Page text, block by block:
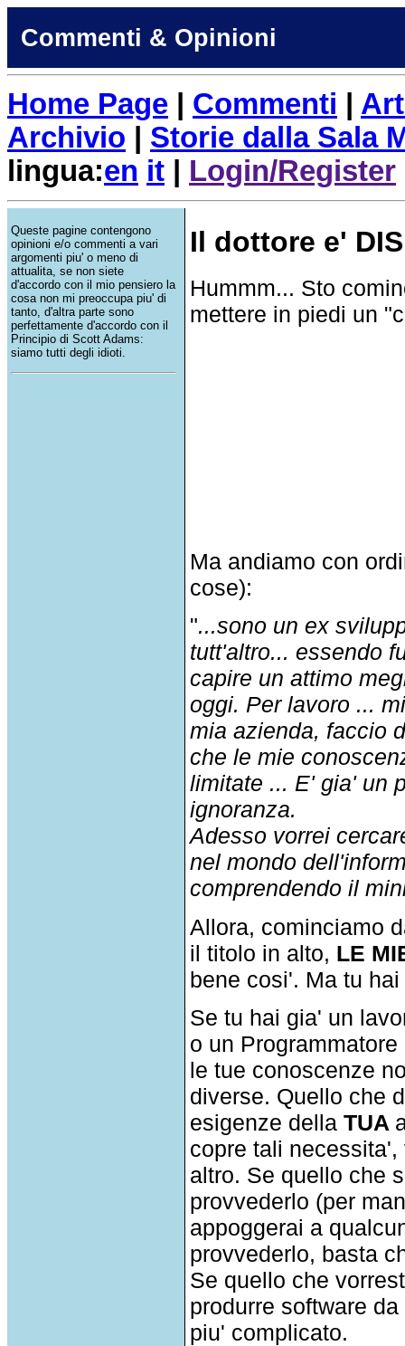
Commenti & Opinioni
Home Page Commenti
Archivio
Storie dalla Sala
lingua:en it Login/Register
Queste pagine contengono
opinioni e/o commenti a vari
argomenti piu' o meno di
attualita, se non siete
d'accordo con il mio pensiero la
cosa non mi preoccupa piu' di
tanto, d'altra parte sono
perfettamente d'accordo con il
Principio di Scott Adams:
siamo tutti degli idioti.
Il dottore e'
Hummm... Sto
mettere in piedi un
Ma andiamo con
cose):
"...sono un ex
tutt'altro... essendo
capire un attimo
oggi. Per lavoro ...
mia azienda, faccio
che le mie
limitate ... E' gia' un
ignoranza.
Adesso vorrei
nel mondo
comprendendo il
Allora, cominciamo
il titolo in alto, LE
bene cosi'. Ma tu
Se tu hai gia' un
o un
le tue conoscenze
diverse. Quello che
esigenze dellaTUA
copre tali
altro. Se quello che
provvederlo (per
appoggerai a
provvederlo, basta
Se quello che
produrre software
piu' complicato.